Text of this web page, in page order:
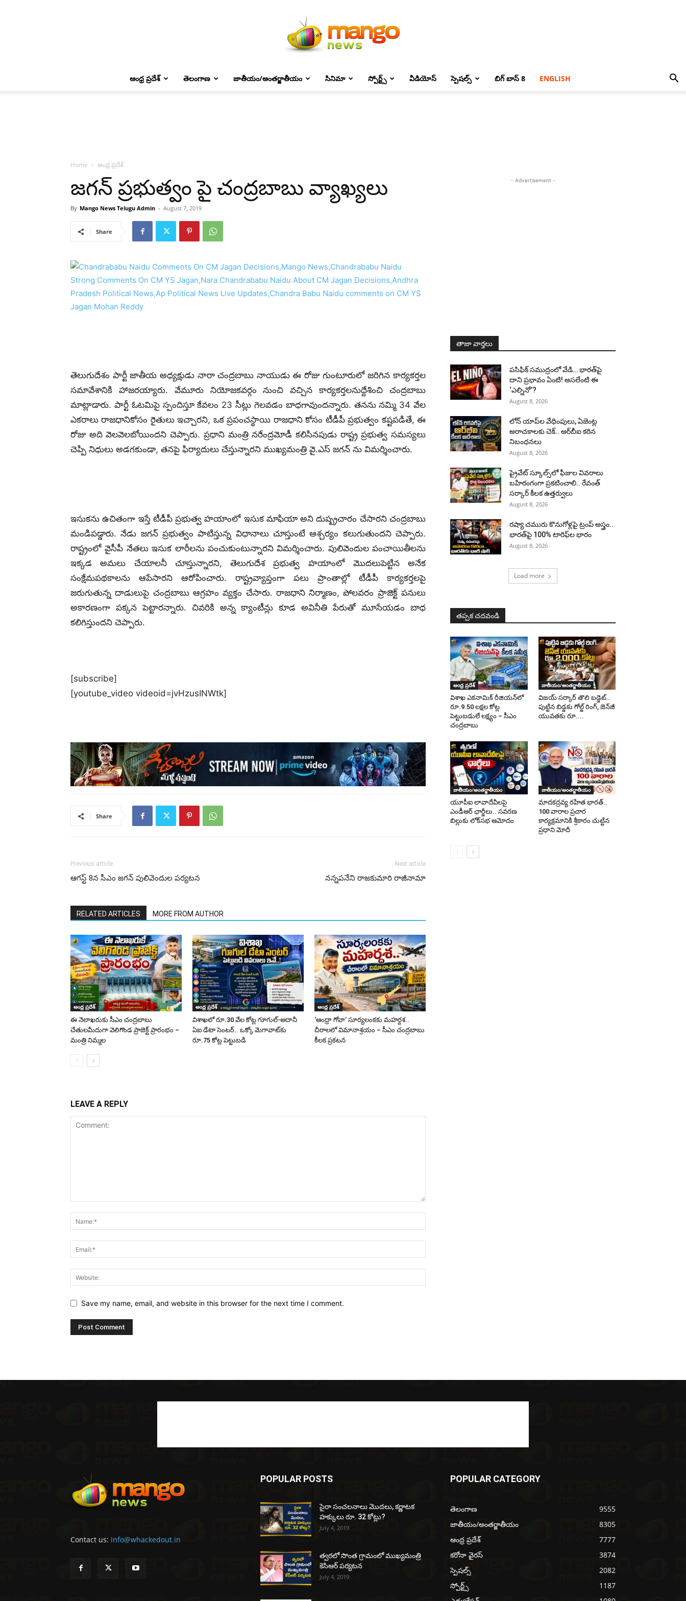
ఆంధ్ర ప్రదేశ్ తెలంగాణ జాతీయం/అంతర్జాతీయం సినిమా స్పోర్ట్స్ వీడియోస్ స్పెషల్స్ బిగ్ బాస్ 8 ENGLISH
Home ఆంధ్ర ప్రదేశ్
జగన్ ప్రభుత్వం పై చంద్రబాబు వ్యాఖ్యలు
By Mango News Telugu Admin - August 7, 2019
Share
తెలుగుదేశం పార్టీ జాతీయ అధ్యక్షుడు నారా చంద్రబాబు నాయుడు ఈ రోజు గుంటూరులో జరిగిన కార్యకర్తల
సమావేశానికి హాజరయ్యారు. వేమూరు నియోజకవర్గం నుంచి వచ్చిన కార్యకర్తలనుద్దేశించి చంద్రబాబు
మాట్లాడారు. పార్టీ ఓటమిపై స్పందిస్తూ కేవలం 23 సీట్లు గెలవడం బాధగావుందన్నారు. తనను నమ్మి 34 వేల
ఎకరాలు రాజధానికోసం రైతులు ఇచ్చారని, ఒక ప్రపంచస్థాయి రాజధాని కోసం టీడీపీ ప్రభుత్వం కష్టపడితే, ఈ
రోజు అది వెలవెలబోయిందని చెప్పారు. ప్రధాని మంత్రి నరేంద్రమోడీ కలిసినపుడు రాష్ట్ర ప్రభుత్వ సమస్యలు
చెప్పి నిధులు అడగకుండా, తనపై ఫిర్యాదులు చేస్తున్నారని ముఖ్యమంత్రి వై.ఎస్ జగన్ ను విమర్శించారు.
ఇసుకను ఉచితంగా ఇస్తే టీడీపీ ప్రభుత్వ హయాంలో ఇసుక మాఫియా అని దుష్ప్రచారం చేసారని చంద్రబాబు
మండిపడ్డారు. నేడు జగన్ ప్రభుత్వం పాటిస్తున్న విధానాలు చూస్తుంటే ఆశ్చర్యం కలుగుతుందని చెప్పారు.
రాష్ట్రంలో వైసీపీ నేతలు ఇసుక లారీలను పంచుకుంటున్నారని విమర్శించారు. పులివెందుల పంచాయితీలను
ఇక్కడ అమలు చేయాలనీ చూస్తున్నారని, తెలుగుదేశ ప్రభుత్వ హయాంలో మొదలుపెట్టిన అనేక
సంక్షేమపథకాలను ఆపేసారని ఆరోపించారు. రాష్ట్రవ్యాప్తంగా పలు ప్రాంతాల్లో టీడీపీ కార్యకర్తలపై
జరుగుతున్న దాడులుపై చంద్రబాబు ఆగ్రహం వ్యక్తం చేసారు. రాజధాని నిర్మాణం, పోలవరం ప్రాజెక్ట్ పనులు
అకారణంగా పక్కన పెట్టారన్నారు. చివరికి అన్న క్యాంటీన్లు కూడ అవినీతి పేరుతో మూసేయడం బాధ
కలిగిస్తుందని చెప్పారు.
[subscribe]
[youtube_video videoid=jvHzusINWtk]
Share
Previous article
ఆగస్ట్ 8న సీఎం జగన్ పులివెందుల పర్యటన
Next article
నన్నపనేని రాజకుమారి రాజీనామా
RELATED ARTICLES MORE FROM AUTHOR
ఆంధ్ర ప్రదేశ్
ఈ నెలాఖరుకు సీఎం చంద్రబాబు
చేతులమీదుగా వెలిగొండ ప్రాజెక్ట్‌ ప్రారంభం –
మంత్రి నిమ్మల
ఆంధ్ర ప్రదేశ్
విశాఖలో రూ.30 వేల కోట్ల గూగుల్-అదానీ
ఏఐ డేటా సెంటర్.. ఒక్కో మెగావాట్‌కు
రూ.75 కోట్ల పెట్టుబడి
ఆంధ్ర ప్రదేశ్
‘ఆంధ్రా గోవా’ సూర్యలంకకు మహర్దశ..
చీరాలలో విమానాశ్రయం – సీఎం చంద్రబాబు
కీలక ప్రకటన
LEAVE A REPLY
Save my name, email, and website in this browser for the next time I comment.
- Advertisement -
తాజా వార్తలు
పసిఫిక్ సముద్రంలో వేడి… భారత్‌పై
దాని ప్రభావం ఏంటి! అసలేంటి ఈ
‘ఎల్నినో’?
August 8, 2026
లోన్ యాప్‌ల వేధింపులు, ఏజెంట్ల
అరాచకాలకు చెక్.. ఆర్‌బీఐ కఠిన
నిబంధనలు
August 8, 2026
ప్రైవేట్ స్కూల్స్‌లో ఫీజుల వివరాలు
బహిరంగంగా ప్రకటించాలి.. రేవంత్
సర్కార్ కీలక ఉత్తర్వులు
August 8, 2026
రష్యా చమురు కొనుగోళ్లపై ట్రంప్ అస్త్రం..
భారత్‌పై 100% టారిఫ్‌ల భారం
August 8, 2026
Load more
తప్పక చదవండి
ఆంధ్ర ప్రదేశ్
విశాఖ ఎకనామిక్ రీజియన్‌లో
రూ.9.50 లక్షల కోట్ల
పెట్టుబడులే లక్ష్యం – సీఎం
చంద్రబాబు
జాతీయం/అంతర్జాతీయం
విజయ్ సర్కార్ తొలి బడ్జెట్..
పుట్టిన బిడ్డకు గోల్డ్ రింగ్, జెన్‌జీ
యువతకు రూ....
జాతీయం/అంతర్జాతీయం
యూపీఐ లావాదేవీలపై
ఎండీఆర్ ఛార్జీలు.. సవరణ
బిల్లుకు లోక్‌సభ ఆమోదం
జాతీయం/అంతర్జాతీయం
మాదకద్రవ్య రహిత భారత్..
100 వారాల ప్రచార
కార్యక్రమానికి శ్రీకారం చుట్టిన
ప్రధాని మోదీ
Contact us: info@whackedout.in
POPULAR POSTS
సైరా సంచలనాలు మొదలు, కర్ణాటక
హక్కులు రూ. 32 కోట్లు?
July 4, 2019
త్వరలో సొంత గ్రామంలో ముఖ్యమంత్రి
కెసిఆర్ పర్యటన
July 4, 2019
POPULAR CATEGORY
తెలంగాణ
9555
జాతీయం/అంతర్జాతీయం
8305
ఆంధ్ర ప్రదేశ్
7777
కరోనా వైరస్
3874
స్పెషల్స్
2082
స్పోర్ట్స్
1187